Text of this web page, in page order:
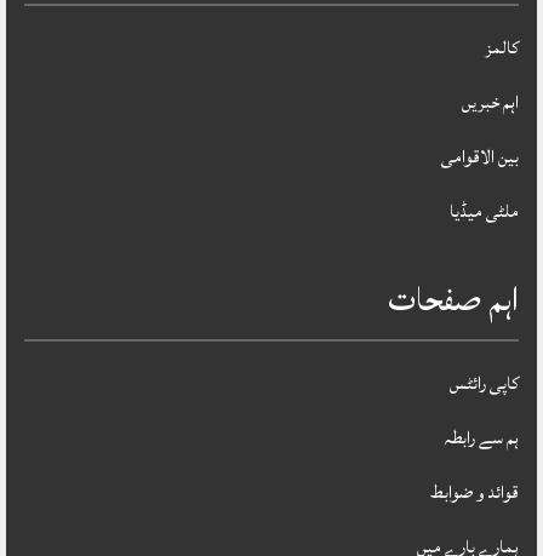
کالمز
اہم خبریں
بین الاقوامی
ملٹی میڈیا
اہم صفحات
کاپی رائٹس
ہم سے رابطہ
قوائد و ضوابط
ہمارے بارے میں